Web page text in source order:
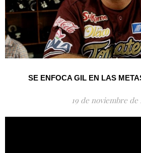
SE ENFOCA GIL EN LAS
19 de noviembre de